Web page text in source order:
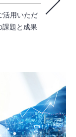
活用いただ
課題と成果